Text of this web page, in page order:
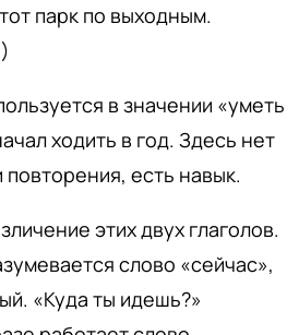
парк по выходным.
в значении «уметь
ходить в год. Здесь нет
есть навык.
этих двух глаголов.
слово «сейчас»,
«Куда ты идешь?»